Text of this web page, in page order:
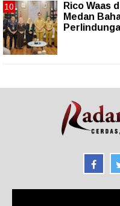
Rico Waas
Medan